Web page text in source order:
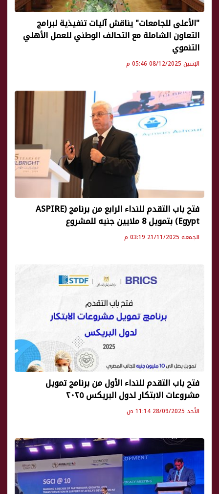
"الأعلى للجامعات" يناقش آليات تنفيذية لبرامج
التعاون الشاملة مع التحالف الوطني للعمل الأهلي
التنموي
الإثنين 08/12/2025 05:46 م
فتح باب التقدم للنداء الرابع من برنامج (ASPIRE
Egypt) بتمويل 8 ملايين جنيه للمشروع
الجمعة 21/11/2025 03:19 م
فتح باب التقدم للنداء الأول من برنامج تمويل
مشروعات الابتكار لدول البريكس ٢٠٢٥
الأحد 28/09/2025 11:14 ص